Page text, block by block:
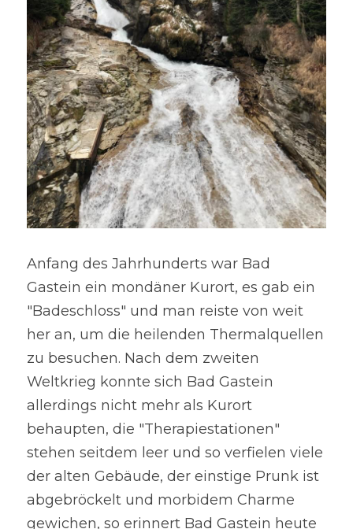
Anfang des Jahrhunderts war Bad
Gastein ein mondäner Kurort, es gab ein
"Badeschloss" und man reiste von weit
her an, um die heilenden Thermalquellen
zu besuchen. Nach dem zweiten
Weltkrieg konnte sich Bad Gastein
allerdings nicht mehr als Kurort
behaupten, die "Therapiestationen"
stehen seitdem leer und so verfielen viele
der alten Gebäude, der einstige Prunk ist
abgebröckelt und morbidem Charme
gewichen, so erinnert Bad Gastein heute